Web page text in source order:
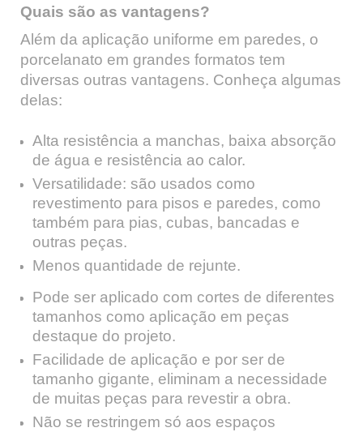
Quais são as vantagens?
Além da aplicação uniforme em paredes, o
porcelanato em grandes formatos tem
diversas outras vantagens. Conheça algumas
delas:
Alta resistência a manchas, baixa absorção
de água e resistência ao calor.
Versatilidade: são usados como
revestimento para pisos e paredes, como
também para pias, cubas, bancadas e
outras peças.
Menos quantidade de rejunte.
Pode ser aplicado com cortes de diferentes
tamanhos como aplicação em peças
destaque do projeto.
Facilidade de aplicação e por ser de
tamanho gigante, eliminam a necessidade
de muitas peças para revestir a obra.
Não se restringem só aos espaços